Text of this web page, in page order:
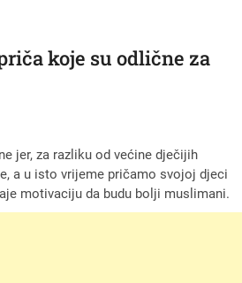
koje su odlične za
jer, za razliku od većine dječijih
a u isto vrijeme pričamo svojoj djeci
motivaciju da budu bolji muslimani.